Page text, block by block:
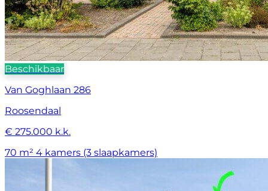
Beschikbaar
Van Goghlaan 286
Roosendaal
€ 275.000 k.k.
70 m² 4 kamers (3 slaapkamers)